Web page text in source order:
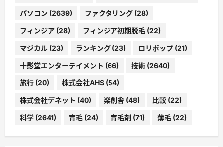
パソコン (2639) ファクタリング (28)
フィンジア (28) フィンジア初期脱毛 (22)
マジカル (23) ランキング (23) ロリポップ (21)
十影堂エンターテイメント (66) 技術 (2640)
旅行 (20) 株式会社AHS (54)
株式会社デネット (40) 楽創舎 (48) 比較 (22)
科学 (2641) 育毛 (24) 育毛剤 (71) 薄毛 (22)